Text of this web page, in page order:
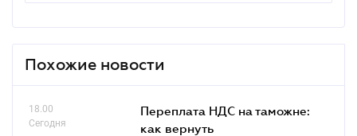
Похожие новости
18.00
Сегодня
Переплата НДС на таможне:
как вернуть